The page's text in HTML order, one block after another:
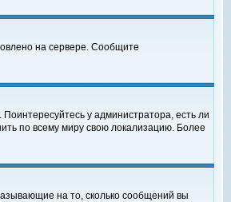
на сервере. Сообщите
у администратора, есть ли
по всему миру свою локализацию. Более
на то, сколько сообщений вы